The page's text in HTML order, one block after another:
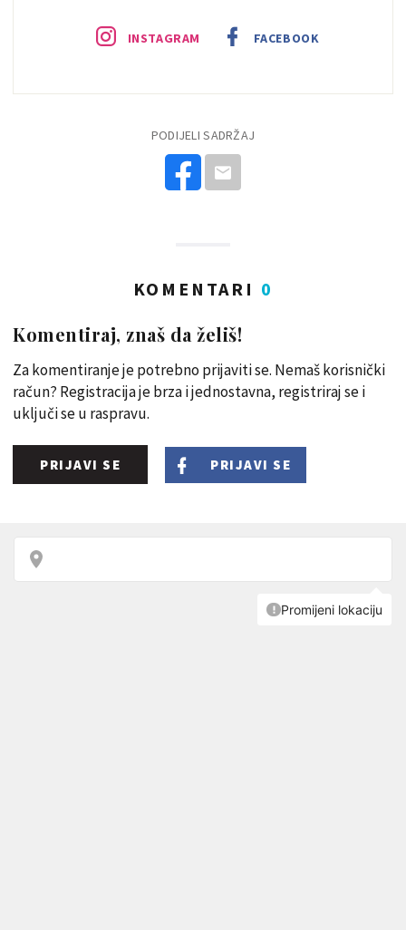
INSTAGRAM FACEBOOK
PODIJELI SADRŽAJ
KOMENTARI 0
Komentiraj, znaš da želiš!
Za komentiranje je potrebno prijaviti se. Nemaš korisnički
račun? Registracija je brza i jednostavna, registriraj se i
uključi se u raspravu.
PRIJAVI SE PRIJAVI SE